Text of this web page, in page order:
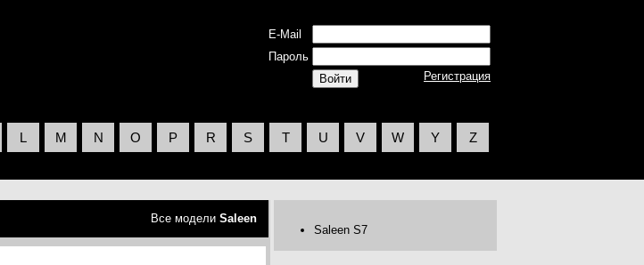
E-Mail
Пароль
Регистрация
L M N O P R S T U V W Y Z
Все модели Saleen
Saleen S7